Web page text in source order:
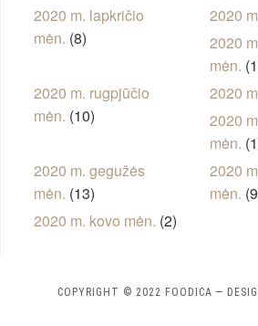
2020 m. lapkričio
mėn. (8)
2020
2020
mėn.
2020 m. rugpjūčio
mėn. (10)
2020
2020
mėn.
2020 m. gegužės
mėn. (13)
2020
mėn.
2020 m. kovo mėn. (2)
COPYRIGHT © 2022 FOODICA —